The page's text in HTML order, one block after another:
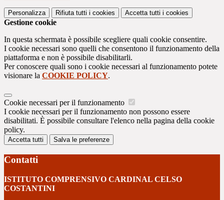
Personalizza Rifiuta tutti i cookies Accetta tutti i cookies
Gestione cookie
In questa schermata è possibile scegliere quali cookie consentire.
I cookie necessari sono quelli che consentono il funzionamento della
piattaforma e non è possibile disabilitarli.
Per conoscere quali sono i cookie necessari al funzionamento potete
visionare la COOKIE POLICY.
Cookie necessari per il funzionamento
I cookie necessari per il funzionamento non possono essere
disabilitati. È possibile consultare l'elenco nella pagina della cookie
policy.
Accetta tutti Salva le preferenze
Contatti
ISTITUTO COMPRENSIVO CARDINAL CELSO
COSTANTINI